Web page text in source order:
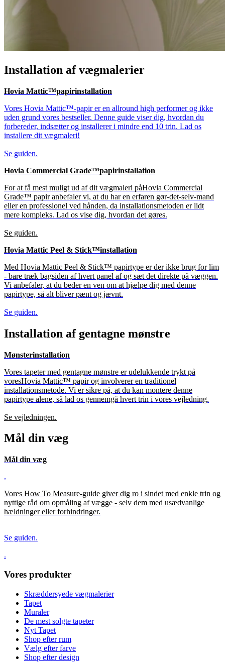
Installation af vægmalerier
Hovia Mattic™papirinstallation
Vores Hovia Mattic™-papir er en allround high performer og ikke
uden grund vores bestseller. Denne guide viser dig, hvordan du
forbereder, indsætter og installerer i mindre end 10 trin. Lad os
installere dit vægmaleri!
Se guiden.
Hovia Commercial Grade™papirinstallation
For at få mest muligt ud af dit vægmaleri påHovia Commercial
Grade™ papir anbefaler vi, at du har en erfaren gør-det-selv-mand
eller en professionel ved hånden, da installationsmetoden er lidt
mere kompleks. Lad os vise dig, hvordan det gøres.
Se guiden.
Hovia Mattic Peel & Stick™installation
Med Hovia Mattic Peel & Stick™ papirtype er der ikke brug for lim
- bare træk bagsiden af hvert panel af og sæt det direkte på væggen.
Vi anbefaler, at du beder en ven om at hjælpe dig med denne
papirtype, så alt bliver pænt og jævnt.
Se guiden.
Installation af gentagne mønstre
Mønsterinstallation
Vores tapeter med gentagne mønstre er udelukkende trykt på
voresHovia Mattic™ papir og involverer en traditionel
installationsmetode. Vi er sikre på, at du kan montere denne
papirtype alene, så lad os gennemgå hvert trin i vores vejledning.
Se vejledningen.
Mål din væg
Mål din væg
.
Vores How To Measure-guide giver dig ro i sindet med enkle trin og
nyttige råd om opmåling af vægge - selv dem med usædvanlige
hældninger eller forhindringer.
Se guiden.
.
Vores produkter
Skræddersyede vægmalerier
Tapet
Muraler
De mest solgte tapeter
Nyt Tapet
Shop efter rum
Vælg efter farve
Shop efter design